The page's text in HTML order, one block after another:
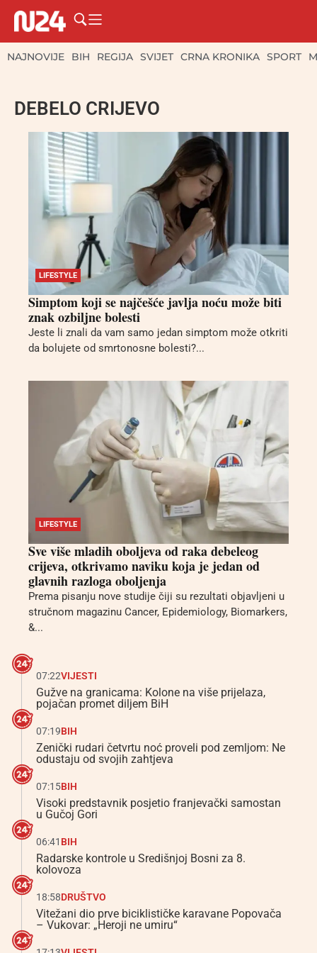
NAJNOVIJE BIH REGIJA SVIJET CRNA KRONIKA SPORT
DEBELO CRIJEVO
LIFESTYLE
Simptom koji se najčešće javlja noću može biti
znak ozbiljne bolesti
Jeste li znali da vam samo jedan simptom može otkriti
da bolujete od smrtonosne bolesti?...
LIFESTYLE
Sve više mladih oboljeva od raka debeleog
crijeva, otkrivamo naviku koja je jedan od
glavnih razloga oboljenja
Prema pisanju nove studije čiji su rezultati objavljeni u
stručnom magazinu Cancer, Epidemiology, Biomarkers,
&...
07:22VIJESTI
Gužve na granicama: Kolone na više prijelaza,
pojačan promet diljem BiH
07:19BIH
Zenički rudari četvrtu noć proveli pod zemljom: Ne
odustaju od svojih zahtjeva
07:15BIH
Visoki predstavnik posjetio franjevački samostan
u Gučoj Gori
06:41 BIH
Radarske kontrole u Središnjoj Bosni za 8.
kolovoza
18:58DRUŠTVO
Vitežani dio prve biciklističke karavane Popovača
– Vukovar: „Heroji ne umiru“